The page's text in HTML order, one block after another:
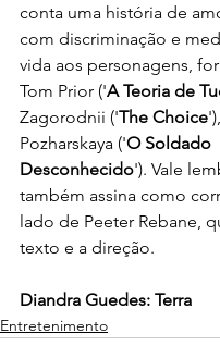
conta uma história de
com discriminação e
vida aos personagens,
Tom Prior ('A Teoria de
Zagorodnii ('The Choice
Pozharskaya ('O Soldado
Desconhecido'). Vale
também assina como
lado de Peeter Rebane,
texto e a direção.
Diandra Guedes: Terra
Entretenimento